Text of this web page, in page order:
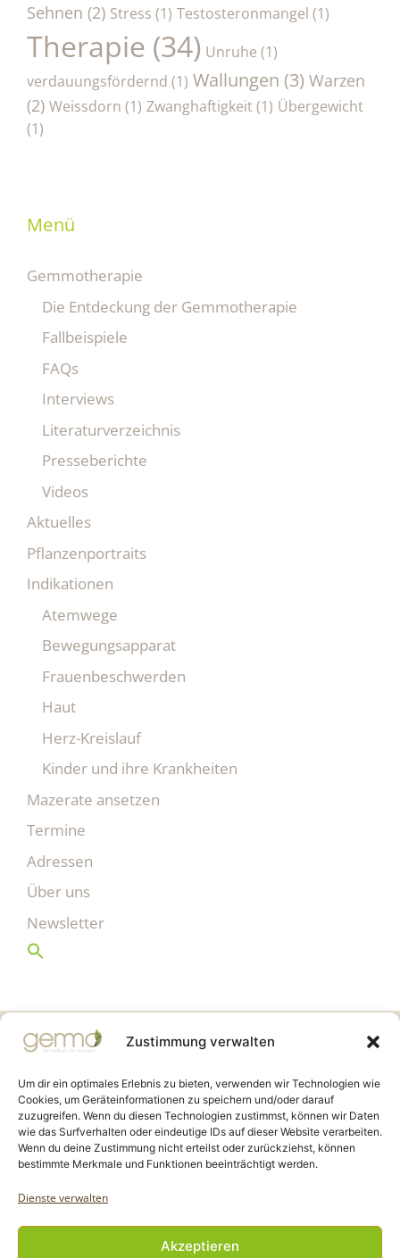
Zustimmung verwalten
Um dir ein optimales Erlebnis zu bieten, verwenden wir Technologien wie
Cookies, um Geräteinformationen zu speichern und/oder darauf
zuzugreifen. Wenn du diesen Technologien zustimmst, können wir Daten
wie das Surfverhalten oder eindeutige IDs auf dieser Website verarbeiten.
Wenn du deine Zustimmung nicht erteilst oder zurückziehst, können
bestimmte Merkmale und Funktionen beeinträchtigt werden.
Dienste verwalten
Akzeptieren
Sehnen (2) Stress (1) Testosteronmangel (1)
Therapie (34) Unruhe (1)
verdauungsfördernd (1) Wallungen (3) Warzen
(2) Weissdorn (1) Zwanghaftigkeit(1) Übergewicht
(1)
Menü
Gemmotherapie
Die Entdeckung der Gemmotherapie
Fallbeispiele
FAQs
Interviews
Literaturverzeichnis
Presseberichte
Videos
Aktuelles
Pflanzenportraits
Indikationen
Atemwege
Bewegungsapparat
Frauenbeschwerden
Haut
Herz-Kreislauf
Kinder und ihre Krankheiten
Mazerate ansetzen
Termine
Adressen
Über uns
Newsletter
Gemmo Community
Birkenstr. 7
CH-6003 Luzern
info@gemmo.de
info@gemmo-community.at